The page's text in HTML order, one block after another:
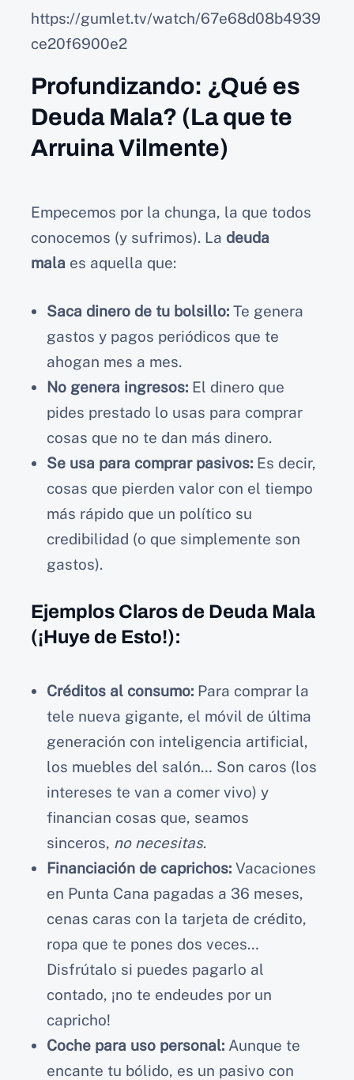
https://gumlet.tv/watch/67e68d08b4939
ce20f6900e2
Profundizando: ¿Qué es
Deuda Mala? (La que te
Arruina Vilmente)
Empecemos por la chunga, la que todos
conocemos (y sufrimos). La deuda
mala es aquella que:
Saca dinero de tu bolsillo: Te genera
gastos y pagos periódicos que te
ahogan mes a mes.
No genera ingresos: El dinero que
pides prestado lo usas para comprar
cosas que no te dan más dinero.
Se usa para comprar pasivos: Es decir,
cosas que pierden valor con el tiempo
más rápido que un político su
credibilidad (o que simplemente son
gastos).
Ejemplos Claros de Deuda Mala
(¡Huye de Esto!):
Créditos al consumo: Para comprar la
tele nueva gigante, el móvil de última
generación con inteligencia artificial,
los muebles del salón… Son caros (los
intereses te van a comer vivo) y
financian cosas que, seamos
sinceros, no necesitas.
Financiación de caprichos: Vacaciones
en Punta Cana pagadas a 36 meses,
cenas caras con la tarjeta de crédito,
ropa que te pones dos veces…
Disfrútalo si puedes pagarlo al
contado, ¡no te endeudes por un
capricho!
Coche para uso personal: Aunque te
encante tu bólido, es un pasivo con